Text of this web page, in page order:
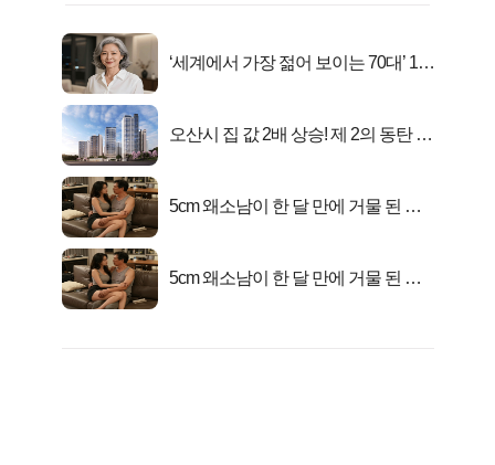
‘세계에서 가장 젊어 보이는 70대’ 1위
오산시 집 값 2배 상승! 제 2의 동탄 신
5cm 왜소남이 한 달 만에 거물 된 사
5cm 왜소남이 한 달 만에 거물 된 사